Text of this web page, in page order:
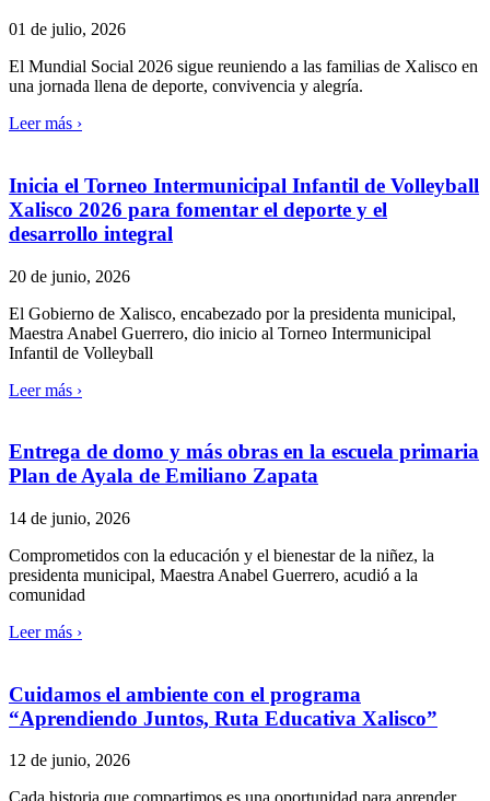
01 de julio, 2026
El Mundial Social 2026 sigue reuniendo a las familias de Xalisco en
una jornada llena de deporte, convivencia y alegría.
Leer más ›
Inicia el Torneo Intermunicipal Infantil de Volleyball
Xalisco 2026 para fomentar el deporte y el
desarrollo integral
20 de junio, 2026
El Gobierno de Xalisco, encabezado por la presidenta municipal,
Maestra Anabel Guerrero, dio inicio al Torneo Intermunicipal
Infantil de Volleyball
Leer más ›
Entrega de domo y más obras en la escuela primaria
Plan de Ayala de Emiliano Zapata
14 de junio, 2026
Comprometidos con la educación y el bienestar de la niñez, la
presidenta municipal, Maestra Anabel Guerrero, acudió a la
comunidad
Leer más ›
Cuidamos el ambiente con el programa
“Aprendiendo Juntos, Ruta Educativa Xalisco”
12 de junio, 2026